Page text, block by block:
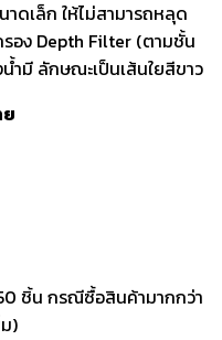
ดเล็ก ให้ไม่สามารถหลุด
อง Depth Filter (ตามชั้น
ำมี ลักษณะเป็นเส้นใยสีขาว
ชิ้น กรณีซื้อสินค้ามากกว่า
)